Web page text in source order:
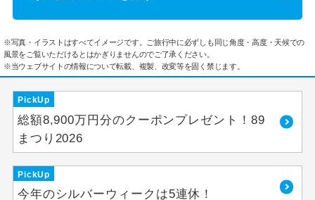
※写真・イラストはすべてイメージです。ご旅行中に必ずしも同じ角度・高度・天候での
風景をご覧いただけるとはかぎりませんのでご了承ください。
※当ウェブサイトの情報について転載、複製、改変等を固く禁じます。
PickUp
総額8,900万円分のクーポンプレゼント！89
まつり2026
PickUp
今年のシルバーウィークは5連休！